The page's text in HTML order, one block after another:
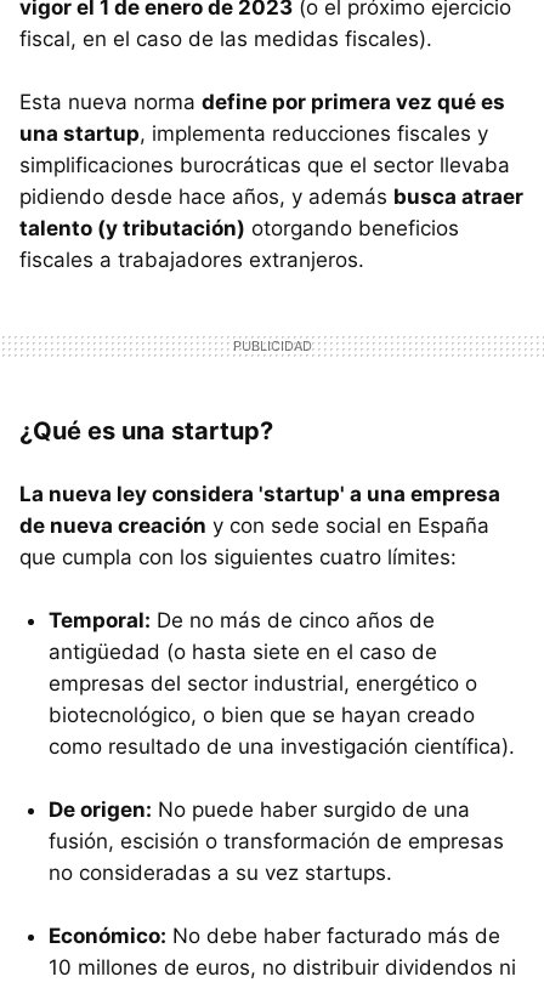
vigor el 1 de enero de 2023 (o el próximo ejercicio
fiscal, en el caso de las medidas fiscales).
Esta nueva norma define por primera vez qué es
una startup, implementa reducciones fiscales y
simplificaciones burocráticas que el sector llevaba
pidiendo desde hace años, y además busca atraer
talento (y tributación) otorgando beneficios
fiscales a trabajadores extranjeros.
¿Qué es una startup?
La nueva ley considera 'startup' a una empresa
de nueva creación y con sede social en España
que cumpla con los siguientes cuatro límites:
Temporal: De no más de cinco años de
antigüedad (o hasta siete en el caso de
empresas del sector industrial, energético o
biotecnológico, o bien que se hayan creado
como resultado de una investigación científica).
De origen: No puede haber surgido de una
fusión, escisión o transformación de empresas
no consideradas a su vez startups.
Económico: No debe haber facturado más de
10 millones de euros, no distribuir dividendos ni